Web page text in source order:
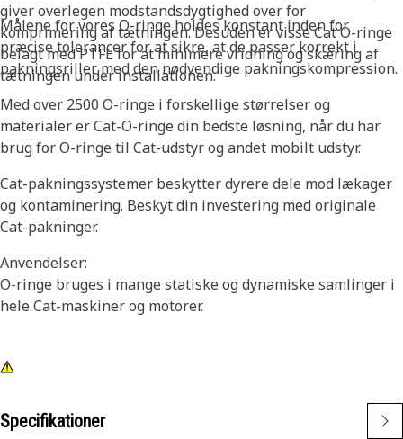
giver overlegen modstandsdygtighed over for
komprimering af tætningen. Desuden er visse Cat O-ringe
belagt med PTFE for at minimere vridning og skæring af
tætningen under installationen.
Målene for vores O-ringe holdes konstant inden for
præcise tolerancer for at sikre, at de passer korrekt i
pakningsriller med den nødvendige pakningskompression.
Med over 2500 O-ringe i forskellige størrelser og
materialer er Cat-O-ringe din bedste løsning, når du har
brug for O-ringe til Cat-udstyr og andet mobilt udstyr.
Cat-pakningssystemer beskytter dyrere dele mod lækager
og kontaminering. Beskyt din investering med originale
Cat-pakninger.
Anvendelser:
O-ringe bruges i mange statiske og dynamiske samlinger i
hele Cat-maskiner og motorer.
Specifikationer